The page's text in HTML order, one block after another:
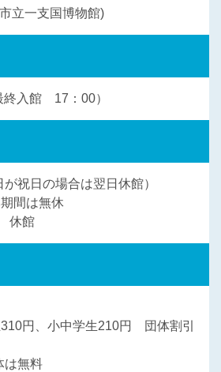
立一支国博物館)
終入館 17：00）
祝日の場合は翌日休館）
間は無休
休館
円、小中学生210円 団体割引
は無料